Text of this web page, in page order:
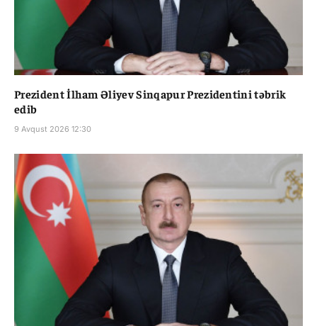
Prezident İlham Əliyev Sinqapur Prezidentini təbrik
edib
9 Avqust 2026 12:30